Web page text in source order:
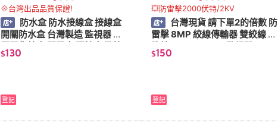
💠台灣出品品質保證!
防水盒 防水接線盒 接線盒
開關防水盒 台灣製造 監視器 變
壓器集線盒 弱電盒 配線盒 監控
周邊 監控防水盒
$130
登記
💥防雷擊2000伏特/2KV
台灣現貨 請下單2的倍數 防
雷擊 8MP 絞線傳輸器 雙絞線 網
路線 AHD TVI CVI 監視器 1080
p
$150
登記